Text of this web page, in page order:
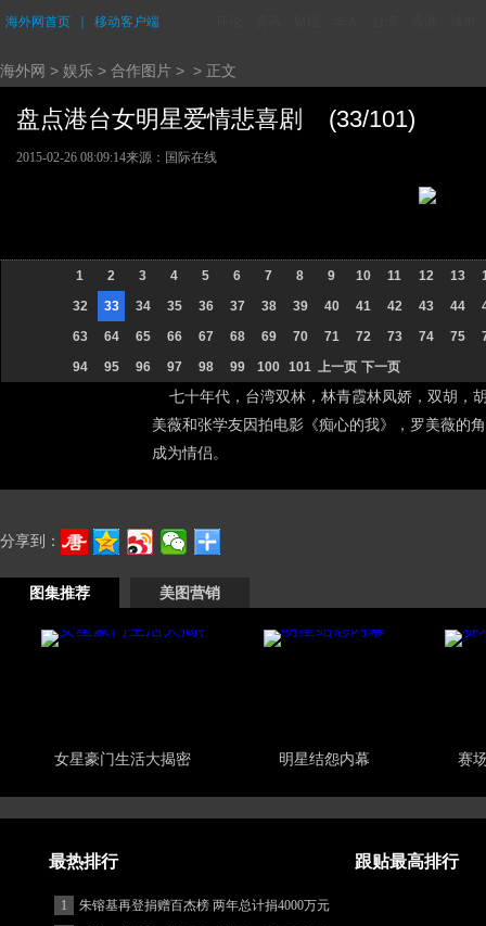
海外网首页 移动客户端
海外网 > 娱乐 > 合作图片 > > 正文
盘点港台女明星爱情悲喜剧 (33/101)
2015-02-26 08:09:14来源：国际在线
1 2 3 4 5 6 7 8 9 10 11 12 13
32
33 34 35 36 37 38 39 40 41 42 43 44
63
64 65 66 67 68 69 70 71 72 73 74 75
94
95 96 97 98 99 100 101 上一页 下一页
七十年代，台湾双林，林青霞林凤娇，双胡，
美薇和张学友因拍电影《痴心的我》，罗美薇的
成为情侣。
分享到：
图集推荐 美图营销
女星豪门生活大揭密 明星结怨内幕 赛
最热排行 跟贴最高排行
1
朱镕基再登捐赠百杰榜 两年总计捐4000万元